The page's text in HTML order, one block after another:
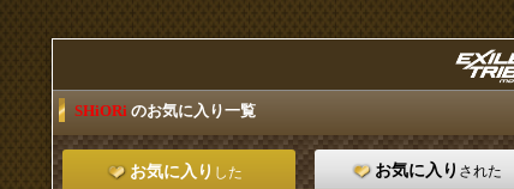
SHiORi のお気に入り一覧
お気に入り した お気に入り された